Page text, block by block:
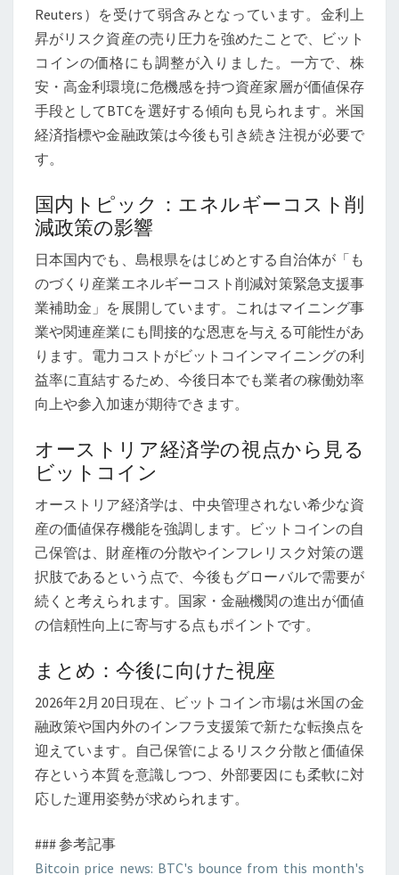
Reuters）を受けて弱含みとなっています。金利上
昇がリスク資産の売り圧力を強めたことで、ビット
コインの価格にも調整が入りました。一方で、株
安・高金利環境に危機感を持つ資産家層が価値保存
手段としてBTCを選好する傾向も見られます。米国
経済指標や金融政策は今後も引き続き注視が必要で
す。
国内トピック：エネルギーコスト削
減政策の影響
日本国内でも、島根県をはじめとする自治体が「も
のづくり産業エネルギーコスト削減対策緊急支援事
業補助金」を展開しています。これはマイニング事
業や関連産業にも間接的な恩恵を与える可能性があ
ります。電力コストがビットコインマイニングの利
益率に直結するため、今後日本でも業者の稼働効率
向上や参入加速が期待できます。
オーストリア経済学の視点から見る
ビットコイン
オーストリア経済学は、中央管理されない希少な資
産の価値保存機能を強調します。ビットコインの自
己保管は、財産権の分散やインフレリスク対策の選
択肢であるという点で、今後もグローバルで需要が
続くと考えられます。国家・金融機関の進出が価値
の信頼性向上に寄与する点もポイントです。
まとめ：今後に向けた視座
2026年2月20日現在、ビットコイン市場は米国の金
融政策や国内外のインフラ支援策で新たな転換点を
迎えています。自己保管によるリスク分散と価値保
存という本質を意識しつつ、外部要因にも柔軟に対
応した運用姿勢が求められます。
### 参考記事
Bitcoin price news: BTC's bounce from this month's